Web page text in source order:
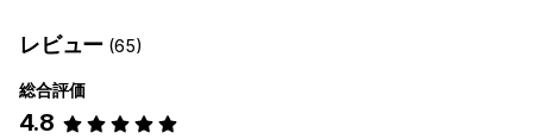
レビュー (65)
総合評価
4.8